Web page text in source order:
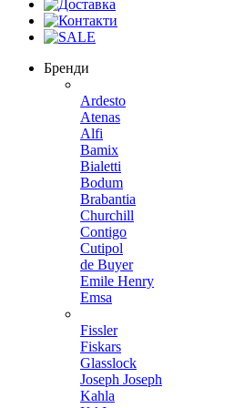
Бренди
Ardesto
Atenas
Alfi
Bamix
Bialetti
Bodum
Brabantia
Churchill
Contigo
Cutipol
de Buyer
Emile Henry
Emsa
Fissler
Fiskars
Glasslock
Joseph Joseph
Kahla